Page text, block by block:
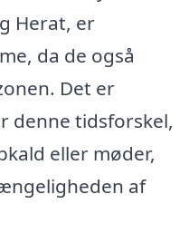
Herat, er
da de også
Det er
denne tidsforskel,
eller møder,
af